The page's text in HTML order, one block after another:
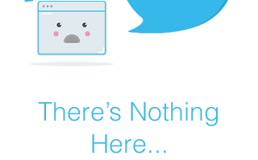
There’s Nothing
Here...